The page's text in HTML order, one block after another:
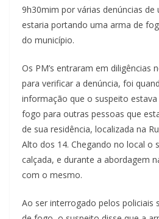
9h30mim por várias denúncias de
estaria portando uma arma de
do município.
Os PM’s entraram em diligências
para verificar a denúncia, foi
informação que o suspeito
fogo para outras pessoas que
de sua residência, localizada na
Alto dos 14. Chegando no local o
calçada, e durante a abordagem
com o mesmo.
Ao ser interrogado pelos policiais